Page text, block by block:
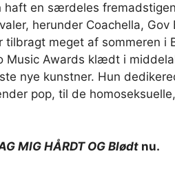
haft en særdeles
herunder Coachella, Gov
tilbragt meget af sommeren
Music Awards klædt i
nye kunstner. Hun
pop, til de
MIG HÅRDT OG Blødt nu.